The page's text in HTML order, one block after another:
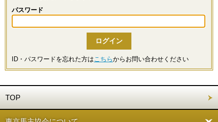
パスワード
ID・パスワードを忘れた方はこちらからお問い合わせください
TOP